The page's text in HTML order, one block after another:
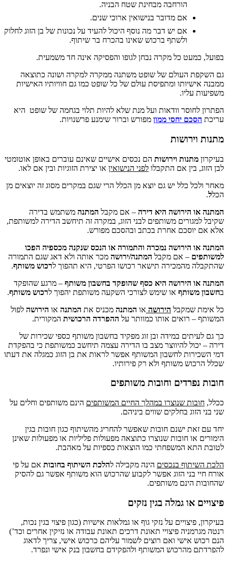
הורחבה מבחינת שטח הבניה.
אם מדובר בנישואין ארוכי שנים.
אם יש דבר מה נוסף היכול להעיד על נכונות של בן הזוג לחלוק
ולשתף ברכוש שאינו בהכרח בר שיתוף.
כל מקרה נבחן לגופו והפסיקה אינה חד משמעית.
העולם של שופט משתנה ממקרה למקרה ושונה כתוצאה
ומתפיסת עולם של כל שופט כמו גם חוויותיו האישיות
וודאות ועל מנת שלא להיות תלוי בגחמה של שופט היא
יחסי ממוןמפורש וברור שימנע פרשנויות.
וירושותהם נכסים אישיים שאינם עוברים באופן אוטומטי
אם התקבלולפני הנישואיןאו יצירת הזוגיות ובין אם לאו.
כלל יש גם יוצא מן הכלל הרי שגם במקרים מסוג זה יוצאים מן
היא דירה– אם מקבלהמתנהמשתמש בדירה
משותפים לבני הזוג, במקרה זה תיחשב הדירה למשותפת,
אחרת בכתב ובהסכם מפורש.
נמכרה והתמורה או הנכס שנקנה מכספיה הפכו
– אם מקבלהמתנה/ירושהמכר אותה ולא דאג שגם התמורה
תישאר רכושו הפרטי, היא תהפוך לרכוש משותף.
הירושה היא כסף שהופקד בחשבון משותף– מרגע שהופקד
או שימש לצורכי השקעה משותפת יהפוך לרכוש משותף.
הירושהאו המתנהמכניס אתהמתנהאו הירושה לפול
אותו כמוותר על ההפרדה הרכושיתהמקורית.
במידה ובן זוג מפקיד בחשבון משותף כספי שכירות של
להיווצר מצב בו הדירה עצמה תיחשב כמשותפת כי בהפקדת
לחשבון המשותף אפשר לראות את בן הזוג כמגלה את דעתו
משותף ולא רק פירותיו.
וחובות משותפים
שנוצרו במהלך החיים המשותפים הינם משותפים וחלים על
בחלקים שווים ביניהם.
ישנם חובות שאפשר להחריג מהשיתוף כגון חובות בגין
חובות שנוצרו כתוצאה מפעולות פליליות או מפעולות שאינן
המשפחתי כמו הוצאות כספיות על מאהבת.
בנכסיםהינה מקבילה להלכת השיתוף בחובותאם על פי
הזוג אפשר לקבוע שהרכוש הוא משותף אפשר גם להסיק
משותפים.
גמלה בגין נזקים
על נזקי גוף או גמלאות אישיות (כגון פיצוי בגין נכות,
פיצויי תאונת דרכים תאונת עבודה או נזיקין אחרים וכד’)
ואם רוצים לשמור עליהם כרכוש אישי, צריך לדאוג
המשותף ולהפקידם בחשבון בנק אישי ונפרד.